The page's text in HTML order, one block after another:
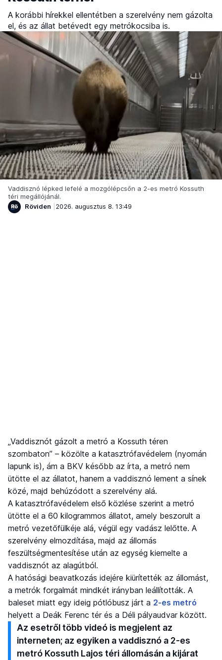
A korábbi hírekkel ellentétben a szerelvény nem gázolta
el, és az állat betévedt egy metrókocsiba is.
Vaddisznó lépked lefelé a mozgólépcsőn a 2-es metró Kossuth
téri megállójánál.
Röviden
2026. augusztus 8. 13:49
„Vaddisznót gázolt a metró a Kossuth téren
szombaton” – közölte a katasztrófavédelem (nyomán
lapunk is), ám a BKV később az írta, a metró nem
ütötte el az állatot, hanem a vaddisznó lement a sínek
közé, majd behúzódott a szerelvény alá.
A katasztrófavédelem első közlése szerint a metró
ütötte el a 60 kilogrammos állatot, amely beszorult a
metró vezetőfülkéje alá, végül egy vadász lelőtte. A
szerelvény elmozdítása, majd az állomás
feszültségmentesítése után az egység kiemelte a
vaddisznót az alagútból.
A hatósági beavatkozás idejére kiürítették az állomást,
a metrók forgalmát mindkét irányban leállították. A
baleset miatt egy ideig pótlóbusz járt a 2-es metró
helyett a Deák Ferenc tér és a Déli pályaudvar között.
Az esetről több videó is megjelent az
interneten; az egyiken a vaddisznó a 2-es
metró Kossuth Lajos téri állomásán a kijárat